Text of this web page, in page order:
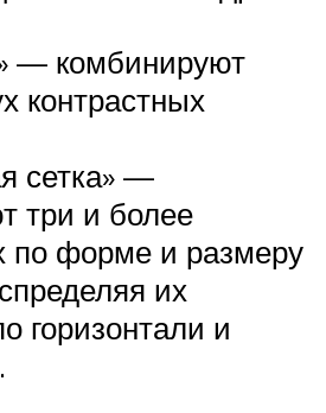
— комбинируют
контрастных
сетка» —
три и более
по форме и размеру
их
горизонтали и